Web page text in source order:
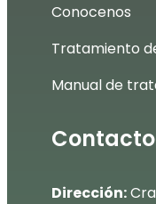
Conocenos
Tratamiento
Manual de
Contacto
Dirección:Cra